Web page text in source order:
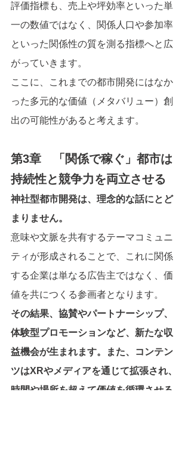
評価指標も、売上や坪効率といった単
一の数値ではなく、関係人口や参加率
といった関係性の質を測る指標へと広
がっていきます。
ここに、これまでの都市開発にはなか
った多元的な価値（メタバリュー）創
出の可能性があると考えます。
第3章　「関係で稼ぐ」都市は
持続性と競争力を両立させる
神社型都市開発は、理念的な話にとど
まりません。
意味や文脈を共有するテーマコミュニ
ティが形成されることで、これに関係
する企業は単なる広告主ではなく、価
値を共につくる参画者となります。
その結果、協賛やパートナーシップ、
体験型プロモーションなど、新たな収
益機会が生まれます。また、コンテン
ツはXRやメディアを通じて拡張され、
時間や場所を超えて価値を循環させる